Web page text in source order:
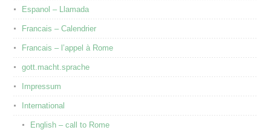
Espanol – Llamada
Francais – Calendrier
Francais – l’appel à Rome
gott.macht.sprache
Impressum
International
English – call to Rome